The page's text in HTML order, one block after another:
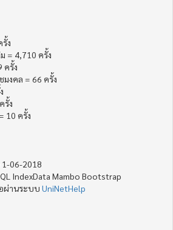
ง
= 4,710 ครั้ง
ครั้ง
มงคล = 66 ครั้ง
รั้ง
10 ครั้ง
06-2018
IndexData Mambo Bootstrap
ผ่านระบบ UniNetHelp